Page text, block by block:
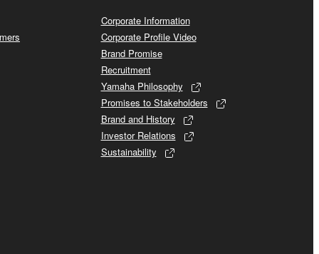
Corporate Information
Corporate Profile Video
Brand Promise
Recruitment
Yamaha Philosophy
Promises to Stakeholders
Brand and History
Investor Relations
Sustainability